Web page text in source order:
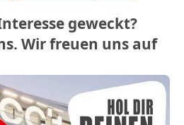
geweckt?
Wir freuen uns auf